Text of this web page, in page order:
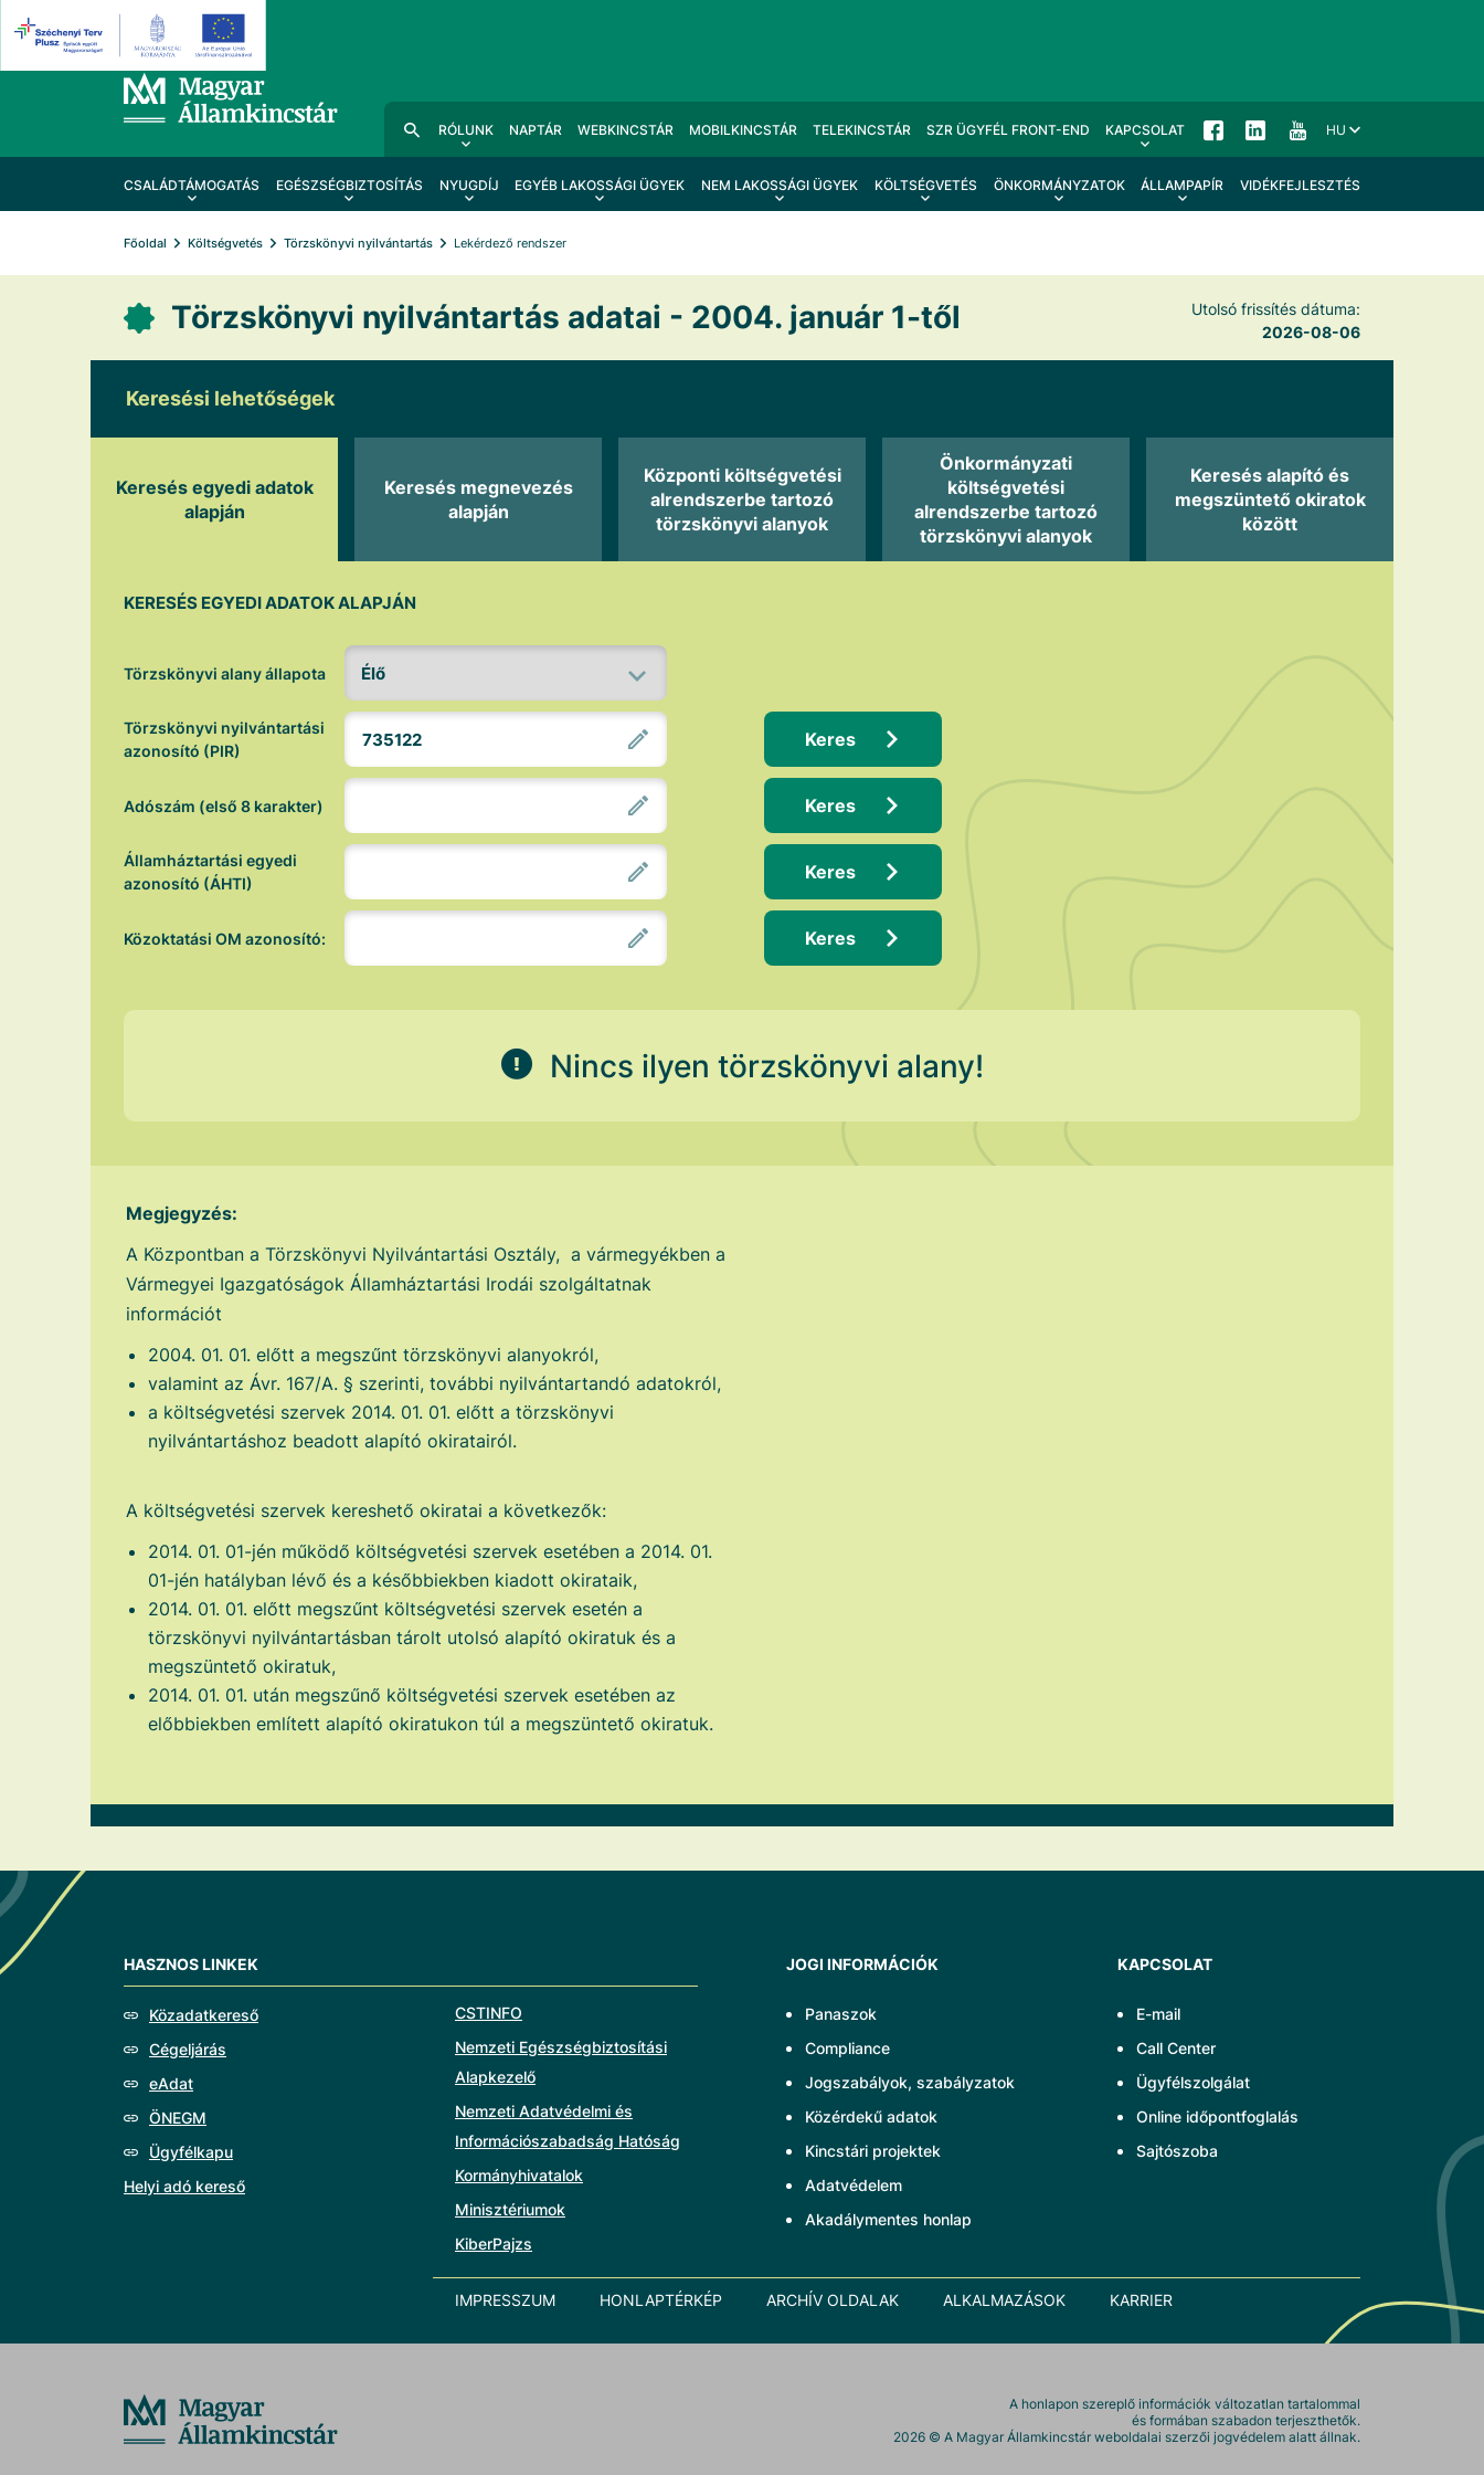
RÓLUNK NAPTÁR WEBKINCSTÁR MOBILKINCSTÁR TELEKINCSTÁR SZR ÜGYFÉL FRONT-END KAPCSOLAT HU
CSALÁDTÁMOGATÁS EGÉSZSÉGBIZTOSÍTÁS NYUGDÍJ EGYÉB LAKOSSÁGI ÜGYEK NEM LAKOSSÁGI ÜGYEK KÖLTSÉGVETÉS ÖNKORMÁNYZATOK ÁLLAMPAPÍR VIDÉKFEJLESZTÉS
Főoldal Költségvetés Törzskönyvi nyilvántartás Lekérdező rendszer
Törzskönyvi nyilvántartás adatai - 2004. január 1-től
Utolsó frissítés dátuma:
2026-08-06
Keresési lehetőségek
Keresés egyedi adatok
alapján
KERESÉS EGYEDI ADATOK ALAPJÁN
Törzskönyvi alany állapota
Törzskönyvi nyilvántartási
azonosító (PIR)
Keres
Adószám (első 8 karakter) Keres
Államháztartási egyedi
azonosító (ÁHTI)
Keres
Közoktatási OM azonosító: Keres
Nincs ilyen törzskönyvi alany!
Keresés megnevezés
alapján
Központi költségvetési
alrendszerbe tartozó
törzskönyvi alanyok
Önkormányzati
költségvetési
alrendszerbe tartozó
törzskönyvi alanyok
Keresés alapító és
megszüntető okiratok
között
Megjegyzés:
A Központban a Törzskönyvi Nyilvántartási Osztály, a vármegyékben a
Vármegyei Igazgatóságok Államháztartási Irodái szolgáltatnak
információt
2004. 01. 01. előtt a megszűnt törzskönyvi alanyokról,
valamint az Ávr. 167/A. § szerinti, további nyilvántartandó adatokról,
a költségvetési szervek 2014. 01. 01. előtt a törzskönyvi
nyilvántartáshoz beadott alapító okiratairól.
A költségvetési szervek kereshető okiratai a következők:
2014. 01. 01-jén működő költségvetési szervek esetében a 2014. 01.
01-jén hatályban lévő és a későbbiekben kiadott okirataik,
2014. 01. 01. előtt megszűnt költségvetési szervek esetén a
törzskönyvi nyilvántartásban tárolt utolsó alapító okiratuk és a
megszüntető okiratuk,
2014. 01. 01. után megszűnő költségvetési szervek esetében az
előbbiekben említett alapító okiratukon túl a megszüntető okiratuk.
HASZNOS LINKEK
Közadatkereső
Cégeljárás
eAdat
ÖNEGM
Ügyfélkapu
Helyi adó kereső
CSTINFO
Nemzeti Egészségbiztosítási
Alapkezelő
Nemzeti Adatvédelmi és
Információszabadság Hatóság
Kormányhivatalok
Minisztériumok
KiberPajzs
JOGI INFORMÁCIÓK
Panaszok
Compliance
Jogszabályok, szabályzatok
Közérdekű adatok
Kincstári projektek
Adatvédelem
Akadálymentes honlap
KAPCSOLAT
E-mail
Call Center
Ügyfélszolgálat
Online időpontfoglalás
Sajtószoba
IMPRESSZUM HONLAPTÉRKÉP ARCHÍV OLDALAK ALKALMAZÁSOK KARRIER
A honlapon szereplő információk változatlan tartalommal
és formában szabadon terjeszthetők.
2026 © A Magyar Államkincstár weboldalai szerzői jogvédelem alatt állnak.